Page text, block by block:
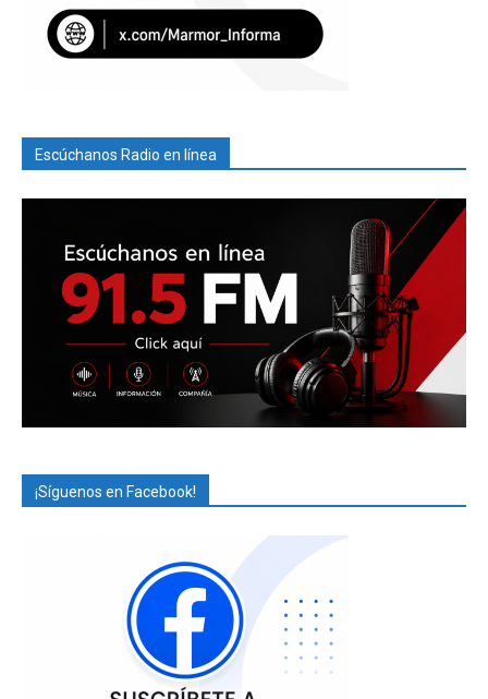
Escúchanos Radio en línea
¡Síguenos en Facebook!